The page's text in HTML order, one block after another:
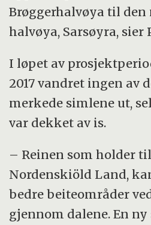
Brøggerhalvøya til
halvøya, Sarsøyra, sier
I løpet av
2017 vandret ingen av
merkede simlene ut,
var dekket av is.
– Reinen som holder
Nordenskiöld Land,
bedre beiteområder
gjennom dalene. En